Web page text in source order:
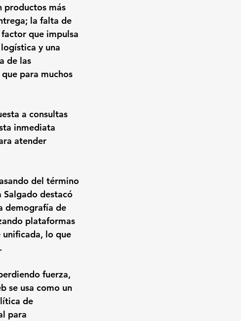
productos más
la falta de
que impulsa
y una
de las
para muchos
a consultas
inmediata
atender
del término
destacó
demografía de
plataformas
unificada, lo que
fuerza,
se usa como un
de
para